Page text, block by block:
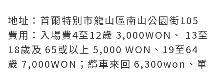
地址：首爾特別市龍山區南山公園街105
費用：入場費4至12歲 3,000WON、 13至
18歲及 65或以上 5,000 WON、19至64
歲 7,000WON；纜車來回 6,300won、單